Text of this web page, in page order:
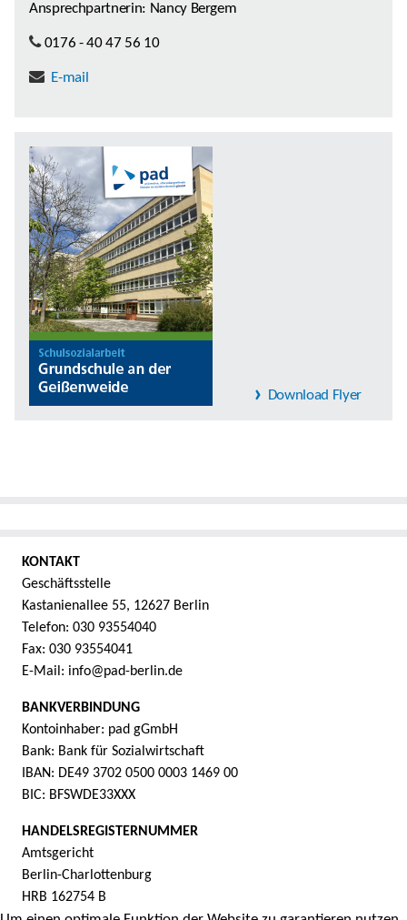
Ansprechpartnerin: Nancy Bergem
0176 - 40 47 56 10
E-mail
Download Flyer
KONTAKT
Geschäftsstelle
Kastanienallee 55, 12627 Berlin
Telefon: 030 93554040
Fax: 030 93554041
E-Mail: info@pad-berlin.de
BANKVERBINDUNG
Kontoinhaber: pad gGmbH
Bank: Bank für Sozialwirtschaft
IBAN: DE49 3702 0500 0003 1469 00
BIC: BFSWDE33XXX
HANDELSREGISTERNUMMER
Amtsgericht
Berlin-Charlottenburg
HRB 162754 B